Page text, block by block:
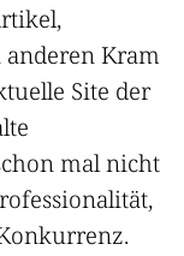
Kram
Site der
mal nicht